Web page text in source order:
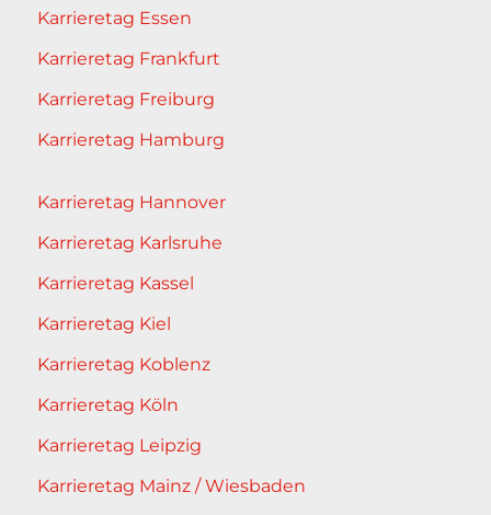
Karrieretag Essen
Karrieretag Frankfurt
Karrieretag Freiburg
Karrieretag Hamburg
Karrieretag Hannover
Karrieretag Karlsruhe
Karrieretag Kassel
Karrieretag Kiel
Karrieretag Koblenz
Karrieretag Köln
Karrieretag Leipzig
Karrieretag Mainz / Wiesbaden